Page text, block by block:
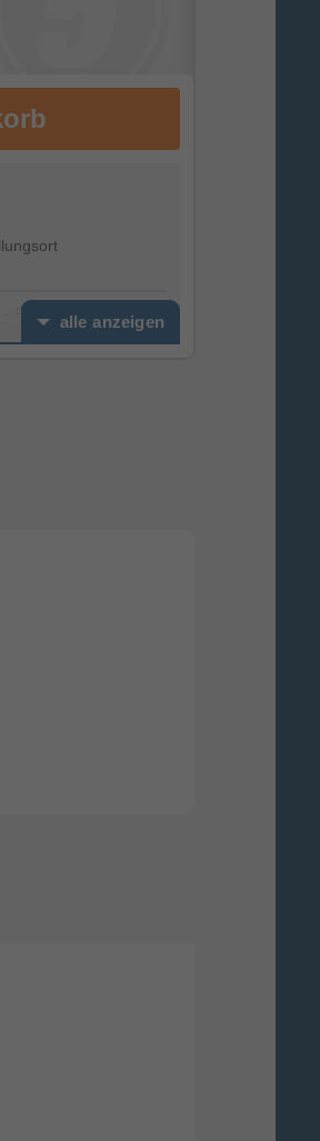
Feierabendservice
alle anzeigen